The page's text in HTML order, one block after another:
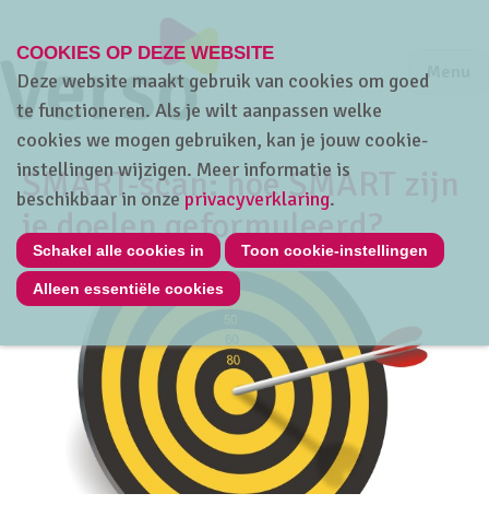
Jump
Menu
SMART-scan: hoe SMART zijn
je doelen geformuleerd?
COOKIES OP DEZE WEBSITE
Deze website maakt gebruik van cookies om goed
te functioneren. Als je wilt aanpassen welke
cookies we mogen gebruiken, kan je jouw cookie-
instellingen wijzigen. Meer informatie is
beschikbaar in onzeprivacyverklaring.
Schakel alle cookies in Toon cookie-instellingen
Alleen essentiële cookies